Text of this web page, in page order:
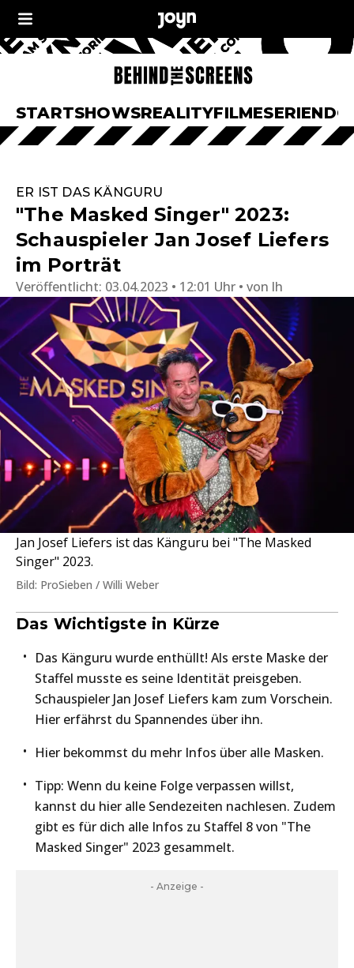
STARTSHOWSREALITYFILMESERIEN
ER IST DAS KÄNGURU
"The Masked Singer" 2023:
Schauspieler Jan Josef Liefers
im Porträt
Veröffentlicht: 03.04.2023 • 12:01 Uhr von lh
Jan Josef Liefers ist das Känguru bei "The Masked
Singer" 2023.
Bild: ProSieben / Willi Weber
Das Wichtigste in Kürze
Das Känguru wurde enthüllt! Als erste Maske der
Staffel musste es seine Identität preisgeben.
Schauspieler Jan Josef Liefers kam zum Vorschein.
Hier erfährst du Spannendes über ihn.
Hier bekommst du mehr Infos über alle Masken.
Tipp: Wenn du keine Folge verpassen willst,
kannst du hier alle Sendezeiten nachlesen. Zudem
gibt es für dich alle Infos zu Staffel 8 von "The
Masked Singer" 2023 gesammelt.
- Anzeige -